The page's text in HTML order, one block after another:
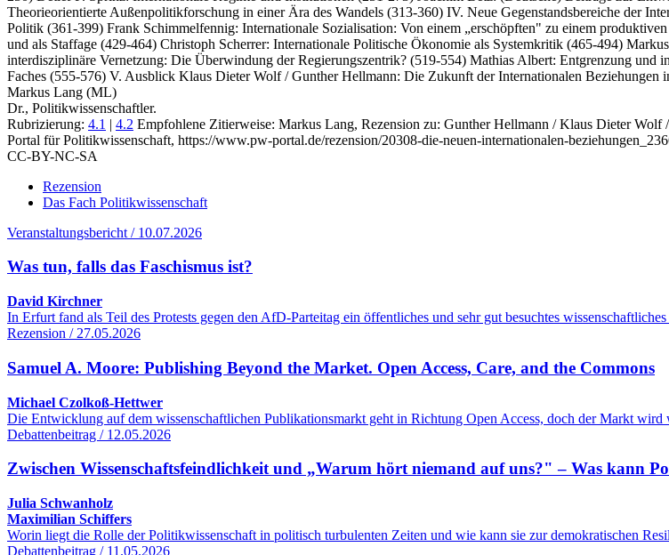
Theorieorientierte Außenpolitikforschung in einer Ära des Wandels (313-360) IV. Neue Gegenstandsbereiche der
Politik (361-399) Frank Schimmelfennig: Internationale Sozialisation: Von einem „erschöpften" zu einem
und als Staffage (429-464) Christoph Scherrer: Internationale Politische Ökonomie als Systemkritik (465-494)
interdisziplinäre Vernetzung: Die Überwindung der Regierungszentrik? (519-554) Mathias Albert: Entgrenzung und
Faches (555-576) V. Ausblick Klaus Dieter Wolf / Gunther Hellmann: Die Zukunft der Internationalen Beziehungen
Markus Lang (ML)
Dr., Politikwissenschaftler.
Rubrizierung: 4.1 | 4.2 Empfohlene Zitierweise: Markus Lang, Rezension zu: Gunther Hellmann / Klaus Dieter Wolf
Portal für Politikwissenschaft, https://www.pw-portal.de/rezension/20308-die-neuen-internationalen-
CC-BY-NC-SA
Rezension
Das Fach Politikwissenschaft
Veranstaltungsbericht / 10.07.2026
Was tun, falls das Faschismus ist?
David Kirchner
In Erfurt fand als Teil des Protests gegen den AfD-Parteitag ein öffentliches und sehr gut besuchtes
Rezension / 27.05.2026
Samuel A. Moore: Publishing Beyond the Market. Open Access, Care, and the Commons
Michael Czolkoß-Hettwer
Die Entwicklung auf dem wissenschaftlichen Publikationsmarkt geht in Richtung Open Access, doch der Markt
Debattenbeitrag / 12.05.2026
Zwischen Wissenschaftsfeindlichkeit und „Warum hört niemand auf uns?" – Was kann
Julia Schwanholz
Maximilian Schiffers
Worin liegt die Rolle der Politikwissenschaft in politisch turbulenten Zeiten und wie kann sie zur demokratischen
Debattenbeitrag / 11.05.2026